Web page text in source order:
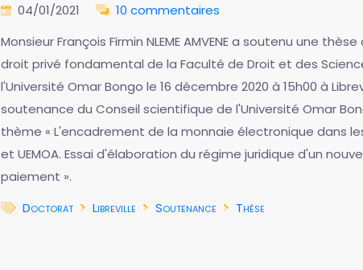
04/01/2021 10 commentaires
Monsieur François Firmin NLEME AMVENE a soutenu une
droit privé fondamental de la Faculté de Droit et des
l'Université Omar Bongo le 16 décembre 2020 à 15h00 à
soutenance du Conseil scientifique de l'Université Omar
thème « L'encadrement de la monnaie électronique dans
et UEMOA. Essai d'élaboration du régime juridique d'un
paiement ».
Doctorat
Libreville Soutenance Thèse